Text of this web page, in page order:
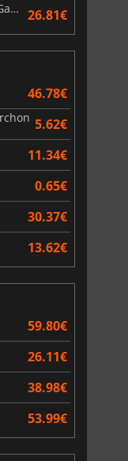
Avatar Legends The Fighting Game 26.81€
46.78€
5.62€
11.34€
0.65€
30.37€
13.62€
59.80€
26.11€
38.98€
53.99€